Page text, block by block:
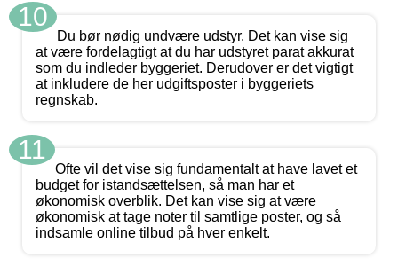
10
Du bør nødig undvære udstyr. Det kan vise sig
at være fordelagtigt at du har udstyret parat akkurat
som du indleder byggeriet. Derudover er det vigtigt
at inkludere de her udgiftsposter i byggeriets
regnskab.
11
Ofte vil det vise sig fundamentalt at have lavet et
budget for istandsættelsen, så man har et
økonomisk overblik. Det kan vise sig at være
økonomisk at tage noter til samtlige poster, og så
indsamle online tilbud på hver enkelt.